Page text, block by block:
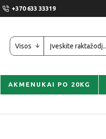
+370 633 33319
Visos
AKMENUKAI PO 20KG